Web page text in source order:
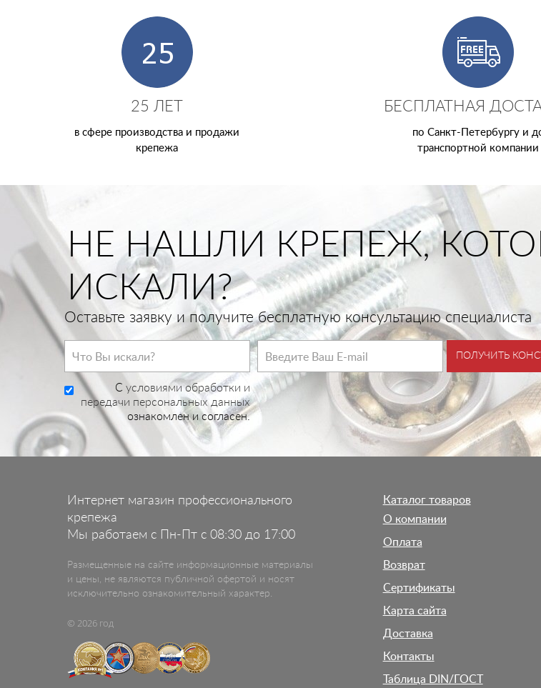
25 ЛЕТ
в сфере производства и продажи
крепежа
БЕСПЛАТНАЯ
по Санкт-Петербургу и
транспортной компании
НЕ НАШЛИ КРЕПЕЖ,
ИСКАЛИ?
Оставьте заявку и получите бесплатную консультацию специалиста
C условиями обработки и
передачи персональных данных
ознакомлен и согласен.
ПОЛУЧИТЬ
Интернет магазин профессионального
крепежа
Мы работаем с Пн-Пт с 08:30 до 17:00
Размещенные на сайте информационные материалы
и цены, не являются публичной офертой и носят
исключительно ознакомительный характер.
© 2026 год
Каталог товаров
О компании
Оплата
Возврат
Сертификаты
Карта сайта
Доставка
Контакты
Таблица DIN/ГОСТ